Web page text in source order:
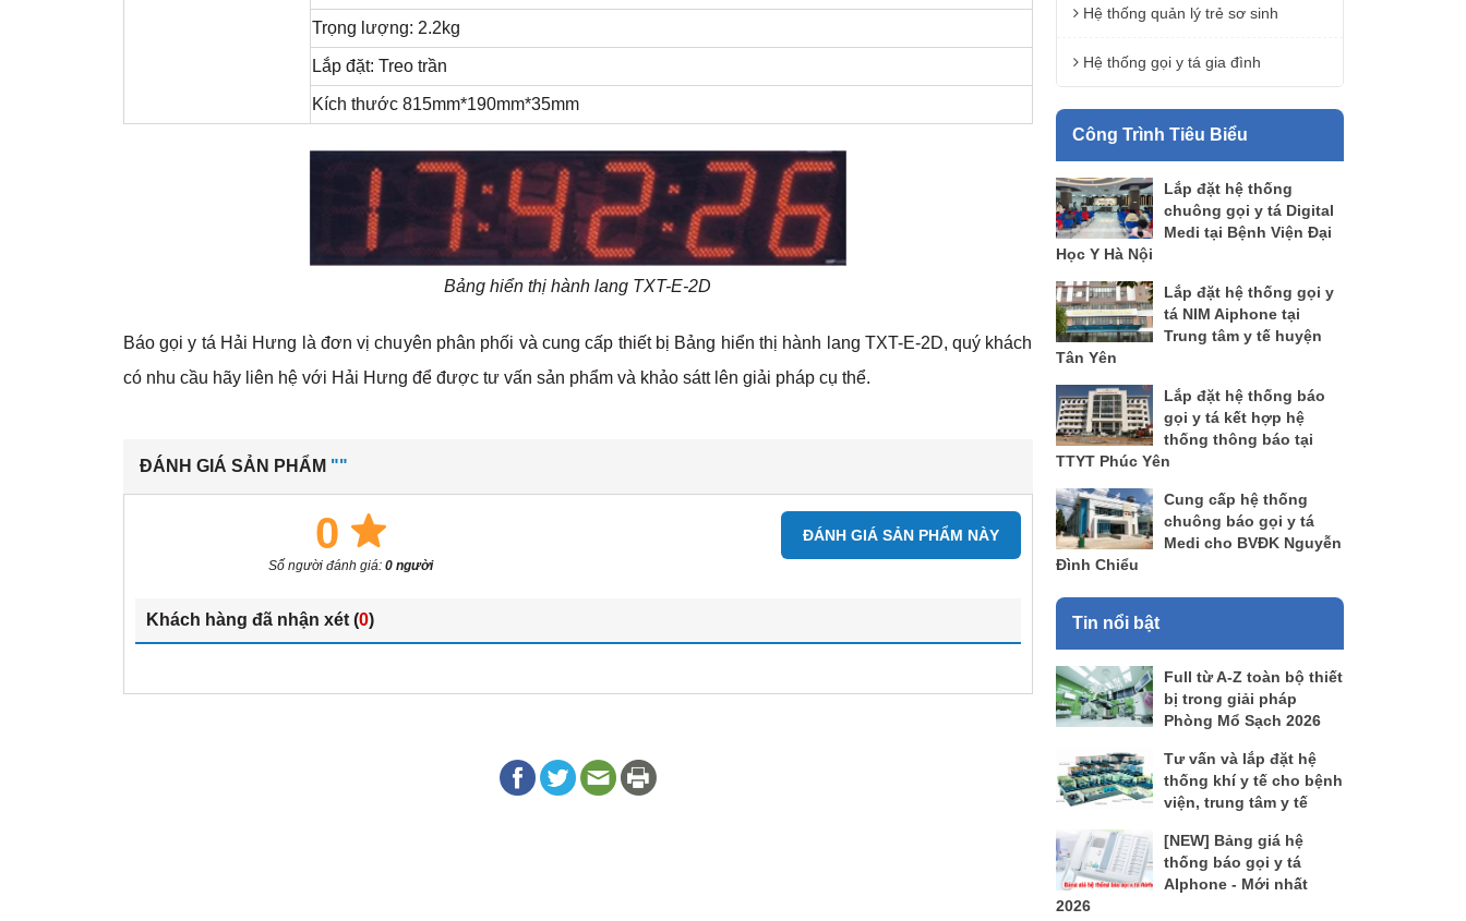
Trọng lượng: 2.2kg
Lắp đặt: Treo trần
Kích thước 815mm*190mm*35mm
Bảng hiển thị hành lang TXT-E-2D
Báo gọi y tá Hải Hưng là đơn vị chuyên phân phối và cung cấp thiết bị Bảng hiển thị hành lang TXT-E-2D, quý khách
có nhu cầu hãy liên hệ với Hải Hưng để được tư vấn sản phẩm và khảo sátt lên giải pháp cụ thể.
ĐÁNH GIÁ SẢN PHẨM ""
0
Số người đánh giá: 0 người
ĐÁNH GIÁ SẢN PHẨM NÀY
Khách hàng đã nhận xét (0)
Hệ thống quản lý trẻ sơ sinh
Hệ thống gọi y tá gia đình
Công Trình Tiêu Biểu
Lắp đặt hệ thống
chuông gọi y tá Digital
Medi tại Bệnh Viện Đại
Học Y Hà Nội
Lắp đặt hệ thống gọi y
tá NIM Aiphone tại
Trung tâm y tế huyện
Tân Yên
Lắp đặt hệ thống báo
gọi y tá kết hợp hệ
thống thông báo tại
TTYT Phúc Yên
Cung cấp hệ thống
chuông báo gọi y tá
Medi cho BVĐK Nguyễn
Đình Chiểu
Tin nổi bật
Full từ A-Z toàn bộ thiết
bị trong giải pháp
Phòng Mổ Sạch 2026
Tư vấn và lắp đặt hệ
thống khí y tế cho bệnh
viện, trung tâm y tế
[NEW] Bảng giá hệ
thống báo gọi y tá
AIphone - Mới nhất
2026